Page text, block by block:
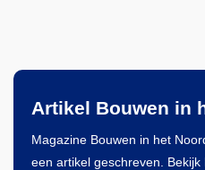
Artikel Bouwen in
Magazine Bouwen in het
een artikel geschreven.